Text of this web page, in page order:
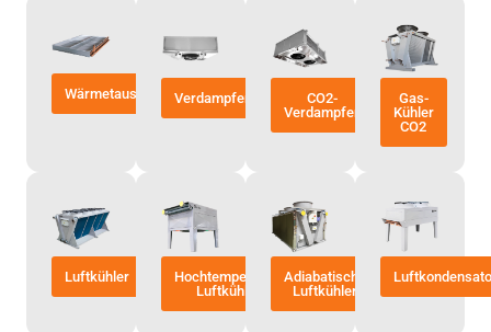
Wärmetauscher Verdampfer
CO2-
Verdampfer
Gas-
Kühler
CO2
Luftkühler
Hochtemperatur-
Luftkühler
Adiabatische
Luftkühler